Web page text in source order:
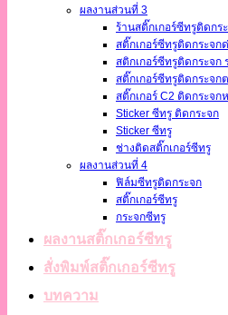
ผลงานส่วนที่ 3
ร้านสติ๊กเกอร์ซีทรูติดกร
สติ๊กเกอร์ซีทรูติดกระจก
สติกเกอร์ซีทรูติดกระจก
สติ๊กเกอร์ซีทรูติดกระจก
สติ๊กเกอร์ C2 ติดกระจก
Sticker ซีทรู ติดกระจก
Sticker ซีทรู
ช่างติดสติ๊กเกอร์ซีทรู
ผลงานส่วนที่ 4
ฟิล์มซีทรูติดกระจก
สติ๊กเกอร์ซีทรู
กระจกซีทรู
ผลงานสติ๊กเกอร์ซีทรู
สั่งพิมพ์สติ๊กเกอร์ซีทรู
บทความ